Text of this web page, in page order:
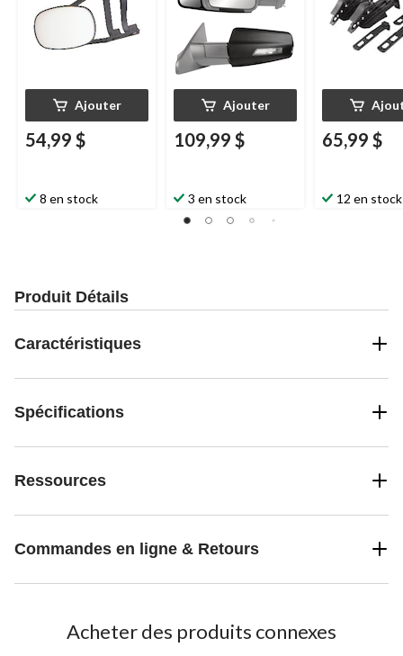
Ajouter
54,99 $
8 en stock
Ajouter
109,99 $
3 en stock
65,99 $
12 en stock
Produit Détails
Caractéristiques
Spécifications
Ressources
Commandes en ligne & Retours
Acheter des produits connexes